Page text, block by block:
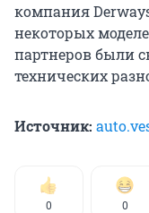
компания
некоторых
партнеров были
технических
Источник:
0 0